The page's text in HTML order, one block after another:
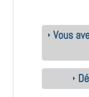
Vous